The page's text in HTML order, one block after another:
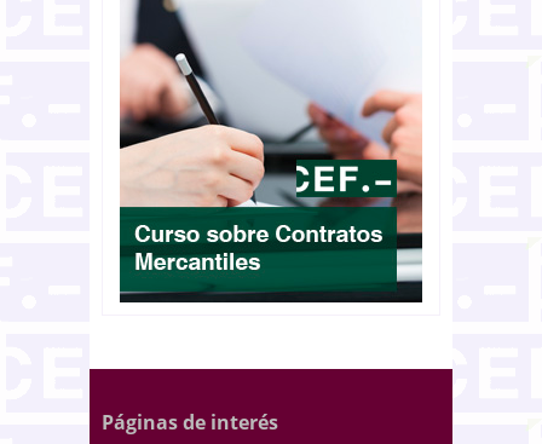
Páginas de interés